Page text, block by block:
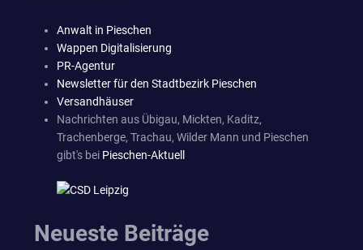
Anwalt in Pieschen
Wappen Digitalisierung
PR-Agentur
Newsletter für den Stadtbezirk Pieschen
Versandhäuser
Nachrichten aus Übigau, Mickten, Kaditz,
Trachenberge, Trachau, Wilder Mann und Pieschen
gibt's bei Pieschen-Aktuell
Neueste Beiträge